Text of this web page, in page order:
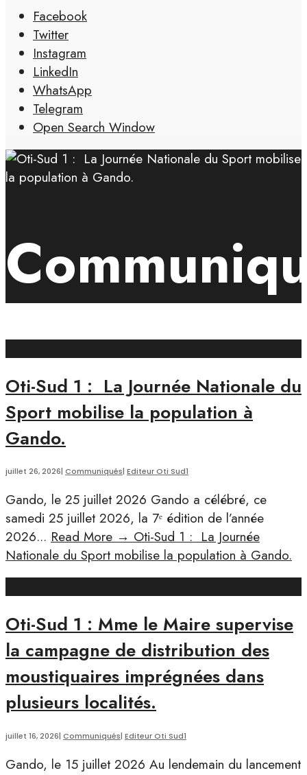
Facebook
Twitter
Instagram
LinkedIn
WhatsApp
Telegram
Open Search Window
Oti-Sud 1 : La Journée Nationale du
Sport mobilise la population à
Gando.
juillet 26, 2026| Communiqués| Editeur Oti Sud1
Gando, le 25 juillet 2026 Gando a célébré, ce
samedi 25 juillet 2026, la 7ᵉ édition de l’année
2026... Read More → Oti-Sud 1 : La Journée
Nationale du Sport mobilise la population à Gando.
Oti-Sud 1 : Mme le Maire supervise
la campagne de distribution des
moustiquaires imprégnées dans
plusieurs localités.
juillet 16, 2026| Communiqués| Editeur Oti Sud1
Gando, le 15 juillet 2026 Au lendemain du lancement